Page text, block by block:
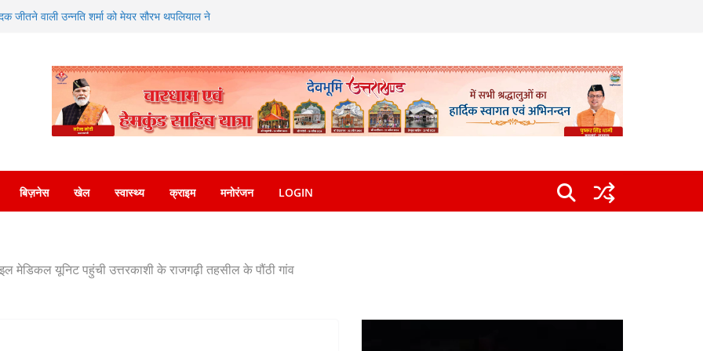
जीतने वाली उन्नति शर्मा को मेयर सौरभ थपलियाल ने
के आभूषण लेकर फरार हुए चोर
उमेश कुमार ने किया भंडारे का शुभारंभ
बिज़नेस खेल स्वास्थ्य क्राइम मनोरंजन LOGIN
मेडिकल यूनिट पहुंची उत्तरकाशी के राजगढ़ी तहसील के पौंठी गांव